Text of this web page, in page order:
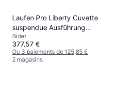
Laufen Pro Liberty Cuvette
suspendue Ausführung
erhöht und lang,
H8209530000001, blanc
Bidet
377,57 €
Ou 3 paiements de 125,85 €
2 magasins